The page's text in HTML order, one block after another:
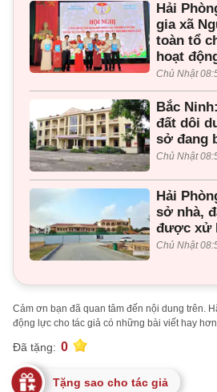
Hải
gia xã
toàn tổ
hoạt
Chủ Nhật
Bắc
đất dôi
sở đang
Chủ Nhật
Hải
sở nhà,
được xử
Chủ Nhật
Cảm ơn bạn đã quan tâm đến nội dung trên.
động lực cho tác giả có những bài viết hay
Đã tặng: 0
Tặng sao cho tác giả